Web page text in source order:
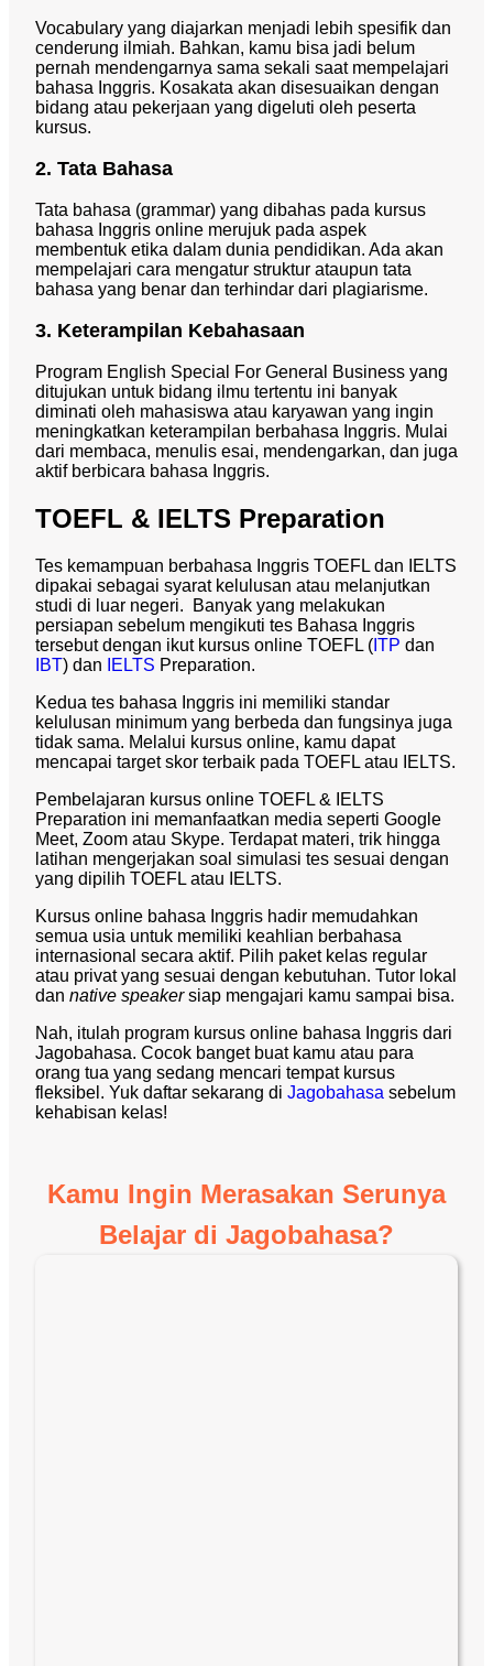
Vocabulary yang diajarkan menjadi lebih spesifik dan
cenderung ilmiah. Bahkan, kamu bisa jadi belum
pernah mendengarnya sama sekali saat mempelajari
bahasa Inggris. Kosakata akan disesuaikan dengan
bidang atau pekerjaan yang digeluti oleh peserta
kursus.
2. Tata Bahasa
Tata bahasa (grammar) yang dibahas pada kursus
bahasa Inggris online merujuk pada aspek
membentuk etika dalam dunia pendidikan. Ada akan
mempelajari cara mengatur struktur ataupun tata
bahasa yang benar dan terhindar dari plagiarisme.
3. Keterampilan Kebahasaan
Program English Special For General Business yang
ditujukan untuk bidang ilmu tertentu ini banyak
diminati oleh mahasiswa atau karyawan yang ingin
meningkatkan keterampilan berbahasa Inggris. Mulai
dari membaca, menulis esai, mendengarkan, dan juga
aktif berbicara bahasa Inggris.
TOEFL & IELTS Preparation
Tes kemampuan berbahasa Inggris TOEFL dan IELTS
dipakai sebagai syarat kelulusan atau melanjutkan
studi di luar negeri. Banyak yang melakukan
persiapan sebelum mengikuti tes Bahasa Inggris
tersebut dengan ikut kursus online TOEFL ( ITP dan
IBT) dan IELTS Preparation.
Kedua tes bahasa Inggris ini memiliki standar
kelulusan minimum yang berbeda dan fungsinya juga
tidak sama. Melalui kursus online, kamu dapat
mencapai target skor terbaik pada TOEFL atau IELTS.
Pembelajaran kursus online TOEFL & IELTS
Preparation ini memanfaatkan media seperti Google
Meet, Zoom atau Skype. Terdapat materi, trik hingga
latihan mengerjakan soal simulasi tes sesuai dengan
yang dipilih TOEFL atau IELTS.
Kursus online bahasa Inggris hadir memudahkan
semua usia untuk memiliki keahlian berbahasa
internasional secara aktif. Pilih paket kelas regular
atau privat yang sesuai dengan kebutuhan. Tutor lokal
dan native speakersiap mengajari kamu sampai bisa.
Nah, itulah program kursus online bahasa Inggris dari
Jagobahasa. Cocok banget buat kamu atau para
orang tua yang sedang mencari tempat kursus
fleksibel. Yuk daftar sekarang di Jagobahasa sebelum
kehabisan kelas!
Kamu Ingin Merasakan Serunya
Belajar di Jagobahasa?